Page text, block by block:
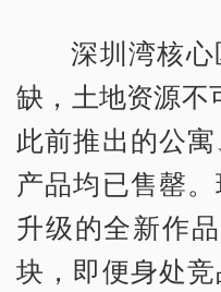
深圳湾核
缺，土地资源不
此前推出的公
产品均已售罄
升级的全新作
块，即便身处